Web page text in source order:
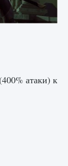
атаки) к